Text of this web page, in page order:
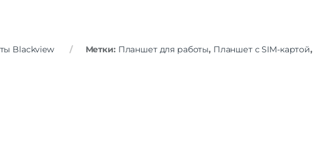
Blackview Метки: Планшет для работы, Планшет с SIM-картой,